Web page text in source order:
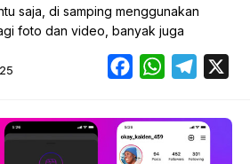
saja, di samping menggunakan
foto dan video, banyak juga
FacebookWhatsApp